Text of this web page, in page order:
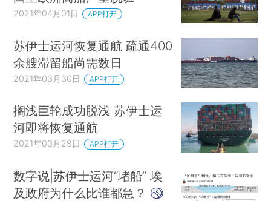
2021年04月01日 APP打开
苏伊士运河恢复通航 疏通400
余艘滞留船尚需数日
2021年03月30日 APP打开
搁浅巨轮成功脱浅 苏伊士运
河即将恢复通航
2021年03月29日 APP打开
数字说|苏伊士运河“堵船” 埃
及政府为什么比谁都急？